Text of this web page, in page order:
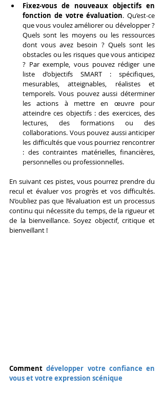
Fixez-vous de nouveaux objectifs en
fonction de votre évaluation. Qu’est-ce
que vous voulez améliorer ou développer ?
Quels sont les moyens ou les ressources
dont vous avez besoin ? Quels sont les
obstacles ou les risques que vous anticipez
? Par exemple, vous pouvez rédiger une
liste d’objectifs SMART : spécifiques,
mesurables, atteignables, réalistes et
temporels. Vous pouvez aussi déterminer
les actions à mettre en œuvre pour
atteindre ces objectifs : des exercices, des
lectures, des formations ou des
collaborations. Vous pouvez aussi anticiper
les difficultés que vous pourriez rencontrer
: des contraintes matérielles, financières,
personnelles ou professionnelles.
En suivant ces pistes, vous pourrez prendre du
recul et évaluer vos progrès et vos difficultés.
N’oubliez pas que l’évaluation est un processus
continu qui nécessite du temps, de la rigueur et
de la bienveillance. Soyez objectif, critique et
bienveillant !
Comment développer votre confiance en
vous et votre expression scénique